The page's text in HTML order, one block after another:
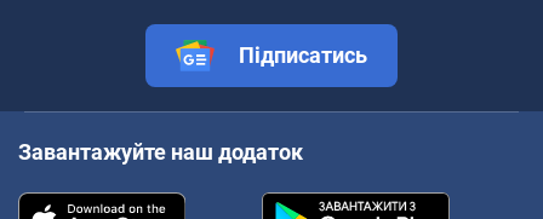
Підписатись
Завантажуйте наш додаток